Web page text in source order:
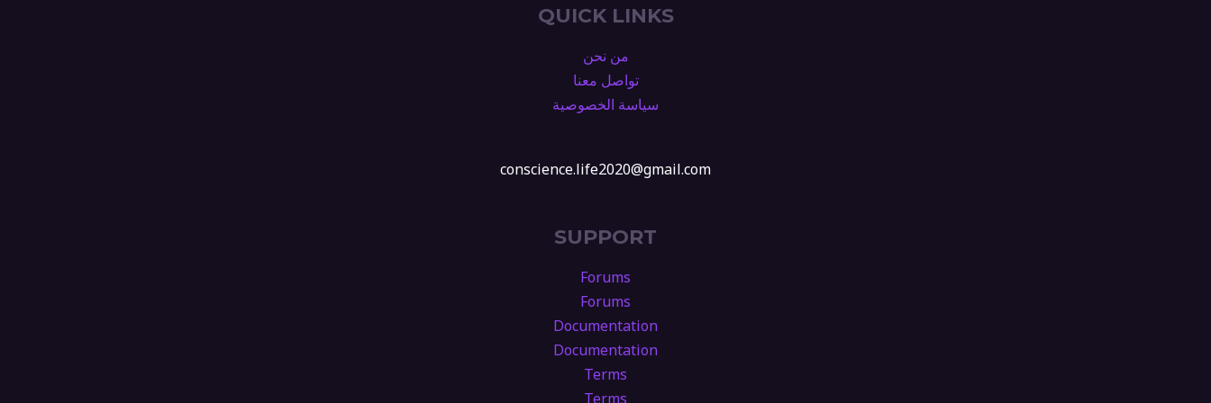
QUICK LINKS
من نحن
تواصل معنا
سياسة الخصوصية
conscience.life2020@gmail.com
SUPPORT
Forums
Forums
Documentation
Documentation
Terms
Terms